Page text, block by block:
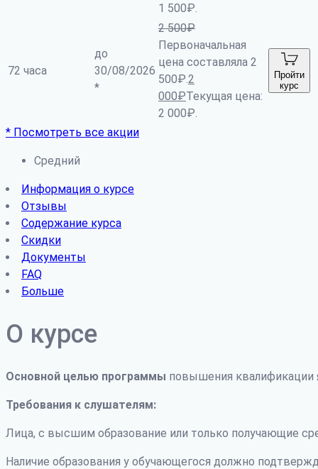
1 500₽.
72 часа
до
30/08/2026
*
2 500₽
Первоначальная
цена составляла 2
500₽.2
000₽Текущая цена:
2 000₽.
Пройти
курс
* Посмотреть все акции
Средний
Информация о курсе
Отзывы
Содержание курса
Скидки
Документы
FAQ
Больше
О курсе
Основной целью программы повышения квалификации
Требования к слушателям:
Лица, с высшим образование или только получающие
Наличие образования у обучающегося должно